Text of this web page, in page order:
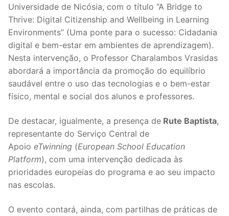
Universidade de Nicósia, com o título “A Bridge to
Thrive: Digital Citizenship and Wellbeing in Learning
Environments” (Uma ponte para o sucesso: Cidadania
digital e bem-estar em ambientes de aprendizagem).
Nesta intervenção, o Professor Charalambos Vrasidas
abordará a importância da promoção do equilíbrio
saudável entre o uso das tecnologias e o bem-estar
físico, mental e social dos alunos e professores.
De destacar, igualmente, a presença de Rute Baptista,
representante do Serviço Central de
Apoio eTwinning (European School Education
Platform), com uma intervenção dedicada às
prioridades europeias do programa e ao seu impacto
nas escolas.
O evento contará, ainda, com partilhas de práticas de